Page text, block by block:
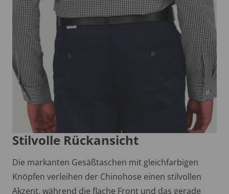
Stilvolle Rückansicht
Die markanten Gesäßtaschen mit gleichfarbigen
Knöpfen verleihen der Chinohose einen stilvollen
Akzent, während die flache Front und das gerade